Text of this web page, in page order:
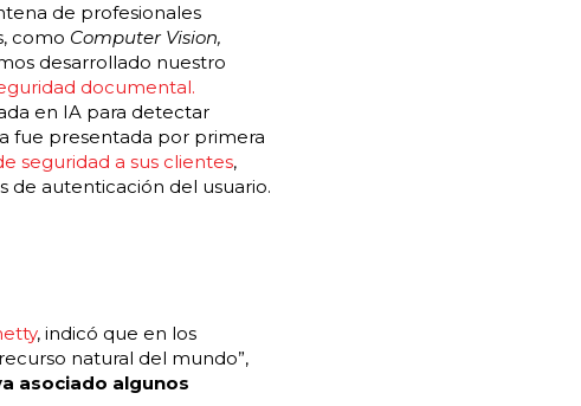
de profesionales
como Computer Vision,
desarrollado nuestro
documental.
en IA para detectar
fue presentada por primera
seguridad a sus clientes,
de autenticación del usuario.
, indicó que en los
natural del mundo”,
asociado algunos